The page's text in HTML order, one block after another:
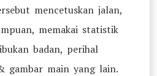
mencetuskan jalan,
memakai statistik
badan, perihal
gambar main yang lain.